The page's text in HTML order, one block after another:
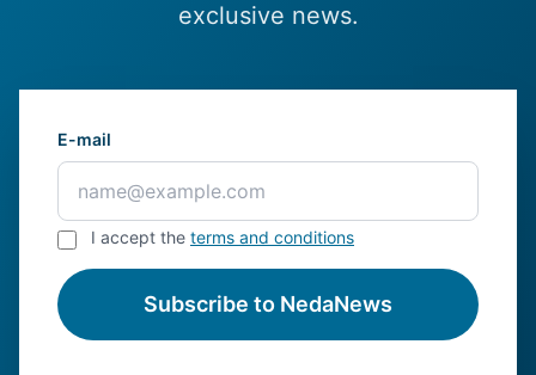
exclusive news.
E-mail
I accept the terms and conditions
Subscribe to NedaNews